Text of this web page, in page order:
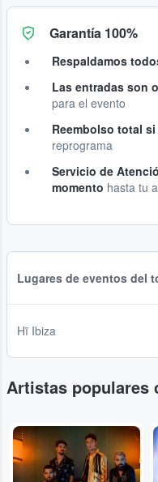
Garantía 100%
Respaldamos
Las entradas son
para el evento
Reembolso total
reprograma
Servicio de
momento hasta tu
Lugares de eventos del
Hï Ibiza
Artistas populares
...